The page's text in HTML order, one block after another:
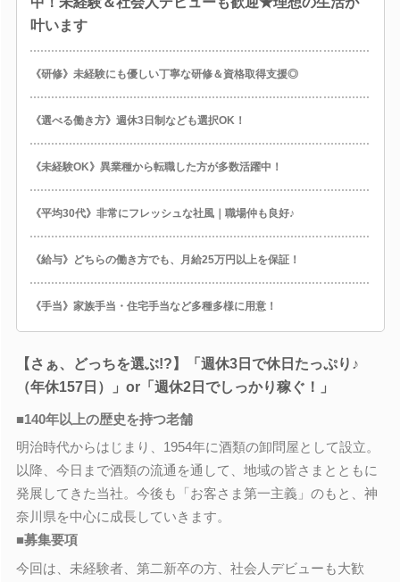
叶います
《研修》未経験にも優しい丁寧な研修＆資格取得支援◎
《選べる働き方》週休3日制なども選択OK！
《未経験OK》異業種から転職した方が多数活躍中！
《平均30代》非常にフレッシュな社風｜職場仲も良好♪
《給与》どちらの働き方でも、月給25万円以上を保証！
《手当》家族手当・住宅手当など多種多様に用意！
【さぁ、どっちを選ぶ!?】「週休3日で休日たっぷり♪
（年休157日）」or「週休2日でしっかり稼ぐ！」
■140年以上の歴史を持つ老舗
明治時代からはじまり、1954年に酒類の卸問屋として設立。
以降、今日まで酒類の流通を通して、地域の皆さまとともに
発展してきた当社。今後も「お客さま第一主義」のもと、神
奈川県を中心に成長していきます。
■募集要項
今回は、未経験者、第二新卒の方、社会人デビューも大歓